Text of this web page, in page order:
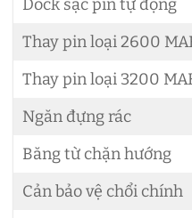
Dock sạc pin tự động
Thay pin loại 2600
Thay pin loại 3200
Ngăn đựng rác
Băng từ chặn hướng
Cản bảo vệ chổi chính